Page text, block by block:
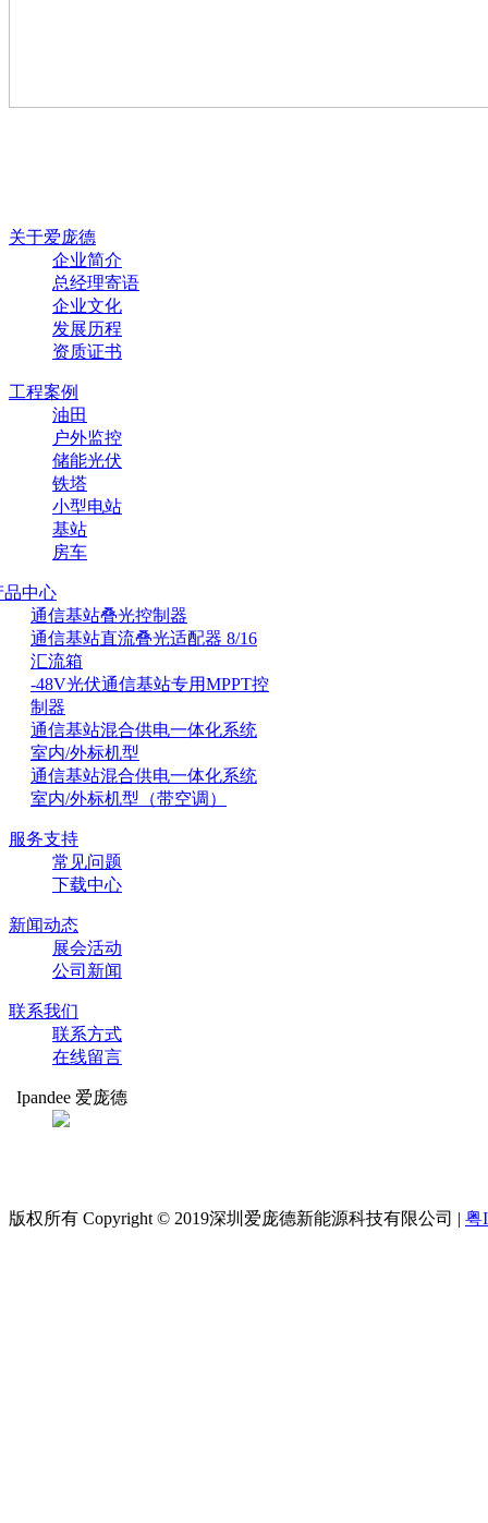
关于爱庞德
企业简介
总经理寄语
企业文化
发展历程
资质证书
工程案例
油田
户外监控
储能光伏
铁塔
小型电站
基站
房车
品中心
通信基站叠光控制器
通信基站直流叠光适配器 8/16
汇流箱
-48V光伏通信基站专用MPPT控
制器
通信基站混合供电一体化系统
室内/外标机型
通信基站混合供电一体化系统
室内/外标机型（带空调）
服务支持
常见问题
下载中心
新闻动态
展会活动
公司新闻
联系我们
联系方式
在线留言
Ipandee 爱庞德
版权所有 Copyright © 2019深圳爱庞德新能源科技有限公司 | 粤